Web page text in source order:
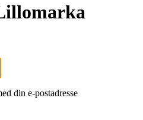
din e-postadresse